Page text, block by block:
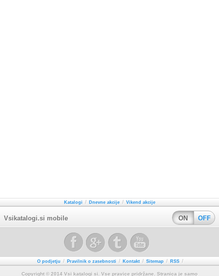
Katalogi / Dnevne akcije / Vikend akcije
Vsikatalogi.si mobile ON OFF
O podjetju / Pravilnik o zasebnosti / Kontakt / Sitemap / RSS /
Copyright © 2014 Vsi katalogi si. Vse pravice pridržane. Stranica je samo